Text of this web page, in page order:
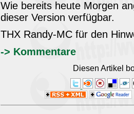
Wie bereits heute Morgen
dieser Version verfügbar.
THX Randy-MC für den
-> Kommentare
Diesen Artikel